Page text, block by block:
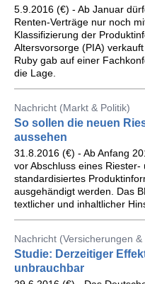
5.9.2016 (€) - Ab Januar
Renten-Verträge nur noch
Klassifizierung der
Altersvorsorge (PIA)
Ruby gab auf einer
die Lage.
Nachricht (Markt & Politik)
So sollen die neuen
aussehen
31.8.2016 (€) - Ab Anfang
vor Abschluss eines
standardisiertes
ausgehändigt werden. Das
textlicher und inhaltlicher
Nachricht (Versicherungen
Studie: Derzeitiger
unbrauchbar